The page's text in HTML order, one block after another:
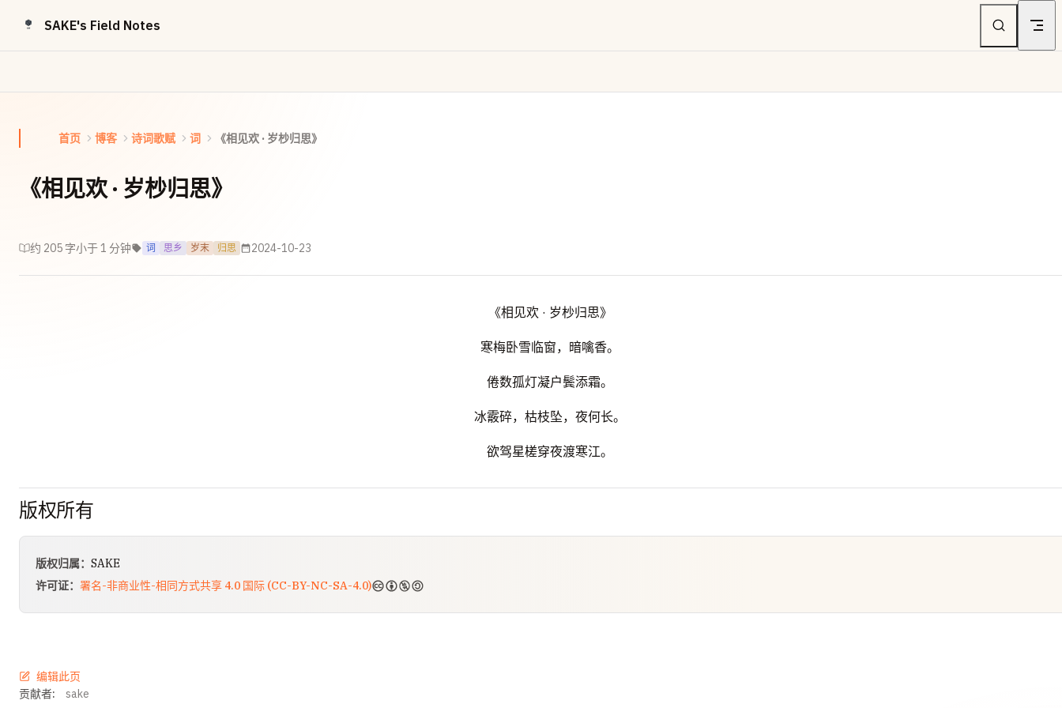
Skip to content
SAKE's Field Notes
首页 博客 诗词歌赋 词 《相见欢 · 岁杪归思》
《相见欢 · 岁杪归思》
约 205 字小于 1 分钟 词 思乡 岁末 归思 2024-10-23
《相见欢 · 岁杪归思》
寒梅卧雪临窗，暗噙香。
倦数孤灯凝户鬓添霜。
冰霰碎，枯枝坠，夜何长。
欲驾星槎穿夜渡寒江。
版权所有
版权归属： SAKE
许可证： 署名-非商业性-相同方式共享 4.0 国际 (CC-BY-NC-SA-4.0)
编辑此页
贡献者:
sake